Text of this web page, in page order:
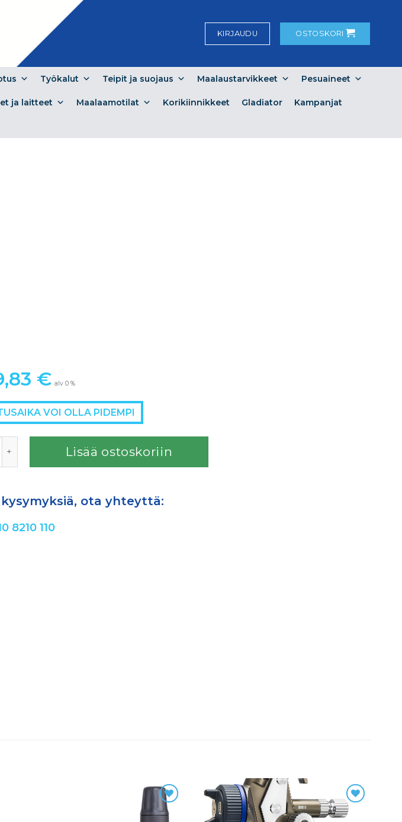
KIRJAUDU OSTOSKORI
Työkalut Teipit ja suojaus Maalaustarvikkeet Pesuaineet
ja laitteet Maalaamotilat Korikiinnikkeet Gladiator Kampanjat
€ alv 0 %
VOI OLLA PIDEMPI
Lisää ostoskoriin
kysymyksiä, ota yhteyttä:
8210 110